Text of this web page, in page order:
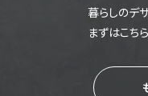
暮らしのデ
まずはこち